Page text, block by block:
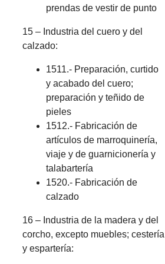
prendas de vestir de punto
15 – Industria del cuero y del
calzado:
1511.- Preparación, curtido
y acabado del cuero;
preparación y teñido de
pieles
1512.- Fabricación de
artículos de marroquinería,
viaje y de guarnicionería y
talabartería
1520.- Fabricación de
calzado
16 – Industria de la madera y del
corcho, excepto muebles; cestería
y espartería: